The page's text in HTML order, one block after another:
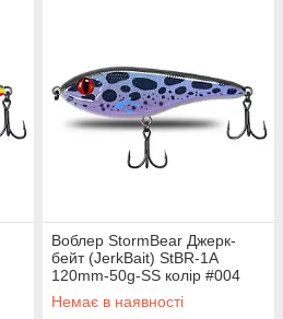
Воблер StormBear Джерк-
бейт (JerkBait) StBR-1A
120mm-50g-SS колір #004
Немає в наявності